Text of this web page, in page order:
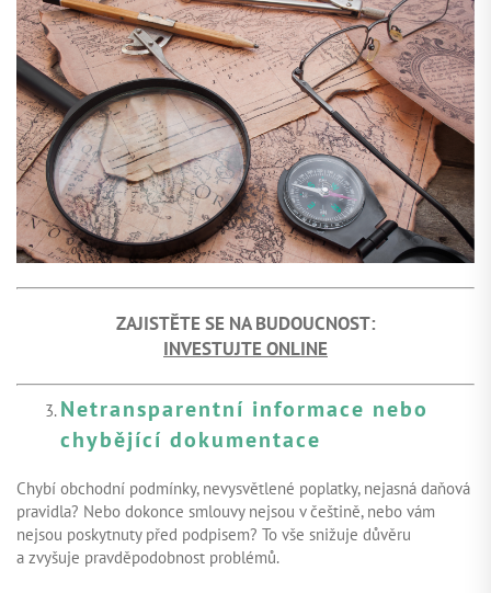
ZAJISTĚTE SE NA BUDOUCNOST:
INVESTUJTE ONLINE
Netransparentní informace nebo
chybějící dokumentace
Chybí obchodní podmínky, nevysvětlené poplatky, nejasná daňová
pravidla? Nebo dokonce smlouvy nejsou v češtině, nebo vám
nejsou poskytnuty před podpisem? To vše snižuje důvěru
a zvyšuje pravděpodobnost problémů.